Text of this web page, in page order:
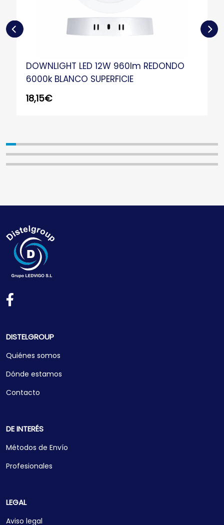
DOWNLIGHT LED 12W 960lm REDONDO
6000k BLANCO SUPERFICIE
18,15€
DISTELGROUP
Quiénes somos
Dónde estamos
Contacto
DE INTERÉS
Métodos de Envío
Profesionales
LEGAL
Aviso legal